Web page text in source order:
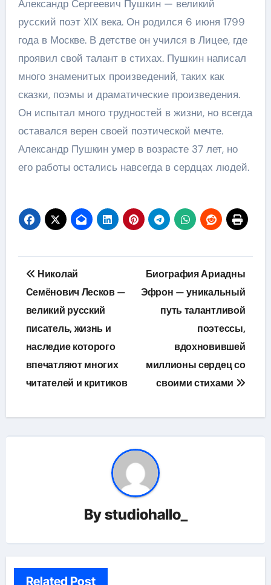
Александр Сергеевич Пушкин — великий
русский поэт XIX века. Он родился 6 июня 1799
года в Москве. В детстве он учился в Лицее, где
проявил свой талант в стихах. Пушкин написал
много знаменитых произведений, таких как
сказки, поэмы и драматические произведения.
Он испытал много трудностей в жизни, но всегда
оставался верен своей поэтической мечте.
Александр Пушкин умер в возрасте 37 лет, но
его работы остались навсегда в сердцах людей.
Навигация
по
записям
Николай
Семёнович Лесков —
великий русский
писатель, жизнь и
наследие которого
впечатляют многих
читателей и критиков
Биография Ариадны
Эфрон — уникальный
путь талантливой
поэтессы,
вдохновившей
миллионы сердец со
своими стихами
Bystudiohallo_
Related Post